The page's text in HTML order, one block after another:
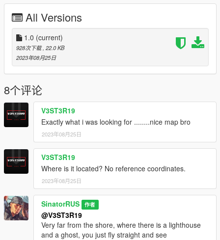
All Versions
1.0 (current)
928次下载 , 22.0 KB
2023年08月25日
8个评论
V3ST3R19
Exactly what i was looking for ........nice map bro
2023年08月25日
V3ST3R19
Where is it located? No reference coordinates.
2023年08月25日
SinatorRUS 作者
@V3ST3R19
Very far from the shore, where there is a lighthouse
and a ghost, you just fly straight and see